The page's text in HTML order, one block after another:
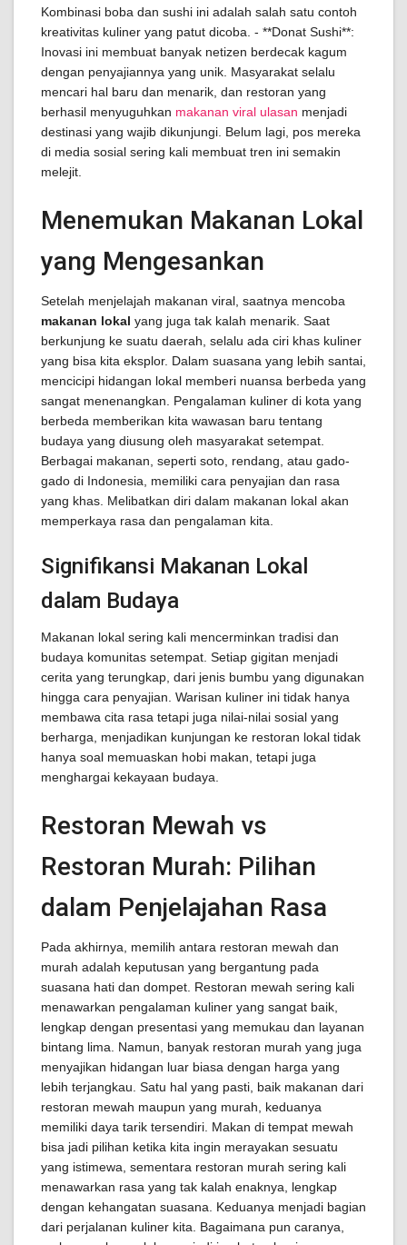
Kombinasi boba dan sushi ini adalah salah satu contoh
kreativitas kuliner yang patut dicoba. - **Donat Sushi**:
Inovasi ini membuat banyak netizen berdecak kagum
dengan penyajiannya yang unik. Masyarakat selalu
mencari hal baru dan menarik, dan restoran yang
berhasil menyuguhkan makanan viral ulasan menjadi
destinasi yang wajib dikunjungi. Belum lagi, pos mereka
di media sosial sering kali membuat tren ini semakin
melejit.
Menemukan Makanan Lokal
yang Mengesankan
Setelah menjelajah makanan viral, saatnya mencoba
makanan lokal yang juga tak kalah menarik. Saat
berkunjung ke suatu daerah, selalu ada ciri khas kuliner
yang bisa kita eksplor. Dalam suasana yang lebih santai,
mencicipi hidangan lokal memberi nuansa berbeda yang
sangat menenangkan. Pengalaman kuliner di kota yang
berbeda memberikan kita wawasan baru tentang
budaya yang diusung oleh masyarakat setempat.
Berbagai makanan, seperti soto, rendang, atau gado-
gado di Indonesia, memiliki cara penyajian dan rasa
yang khas. Melibatkan diri dalam makanan lokal akan
memperkaya rasa dan pengalaman kita.
Signifikansi Makanan Lokal
dalam Budaya
Makanan lokal sering kali mencerminkan tradisi dan
budaya komunitas setempat. Setiap gigitan menjadi
cerita yang terungkap, dari jenis bumbu yang digunakan
hingga cara penyajian. Warisan kuliner ini tidak hanya
membawa cita rasa tetapi juga nilai-nilai sosial yang
berharga, menjadikan kunjungan ke restoran lokal tidak
hanya soal memuaskan hobi makan, tetapi juga
menghargai kekayaan budaya.
Restoran Mewah vs
Restoran Murah: Pilihan
dalam Penjelajahan Rasa
Pada akhirnya, memilih antara restoran mewah dan
murah adalah keputusan yang bergantung pada
suasana hati dan dompet. Restoran mewah sering kali
menawarkan pengalaman kuliner yang sangat baik,
lengkap dengan presentasi yang memukau dan layanan
bintang lima. Namun, banyak restoran murah yang juga
menyajikan hidangan luar biasa dengan harga yang
lebih terjangkau. Satu hal yang pasti, baik makanan dari
restoran mewah maupun yang murah, keduanya
memiliki daya tarik tersendiri. Makan di tempat mewah
bisa jadi pilihan ketika kita ingin merayakan sesuatu
yang istimewa, sementara restoran murah sering kali
menawarkan rasa yang tak kalah enaknya, lengkap
dengan kehangatan suasana. Keduanya menjadi bagian
dari perjalanan kuliner kita. Bagaimana pun caranya,